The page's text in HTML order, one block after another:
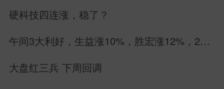
硬科技四连涨，稳了？
午间3大利好，生益涨10%，胜宏涨12%，26
大盘红三兵 下周回调